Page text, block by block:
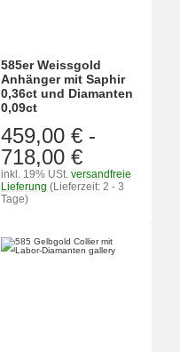
585er Weissgold
Anhänger mit Saphir
0,36ct und Diamanten
0,09ct
459,00 € -
718,00 €
inkl. 19% USt. versandfreie
Lieferung (Lieferzeit: 2 - 3
Tage)